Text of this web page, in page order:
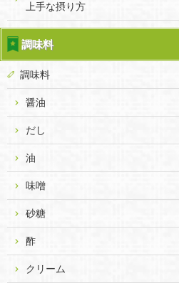
上手な摂り方
調味料
調味料
醤油
だし
油
味噌
砂糖
酢
クリーム